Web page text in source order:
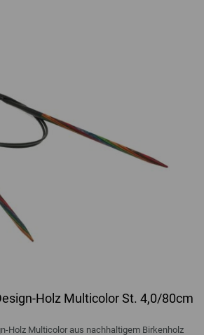
Holz Multicolor St. 4,0/80cm
Holz Multicolor aus nachhaltigem Birkenholz